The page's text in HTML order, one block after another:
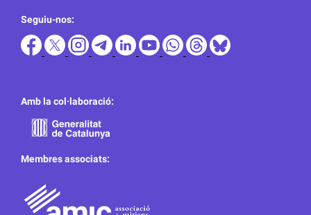
Seguiu-nos:
Amb la col·laboració:
Membres associats: